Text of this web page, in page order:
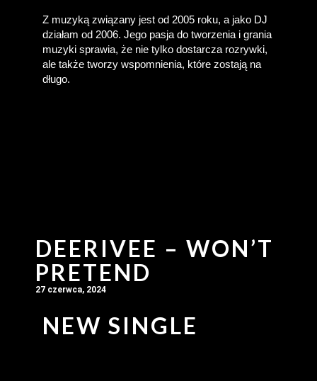
Z muzyką związany jest od 2005 roku, a jako DJ
działam od 2006. Jego pasja do tworzenia i grania
muzyki sprawia, że nie tylko dostarcza rozrywki,
ale także tworzy wspomnienia, które zostają na
długo.
DEERIVEE – WON’T
PRETEND
27 czerwca, 2024
NEW SINGLE